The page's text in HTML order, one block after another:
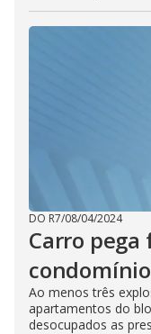
DO R7/08/04/2024
Carro pega
Ao menos três
apartamentos do
desocupados as